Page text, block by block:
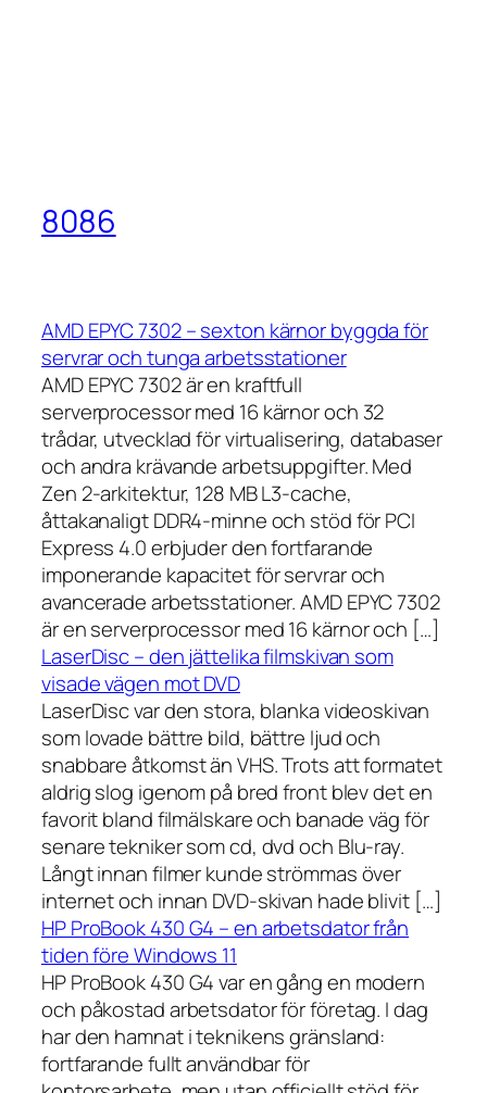
8086
AMD EPYC 7302 – sexton kärnor byggda för
servrar och tunga arbetsstationer
AMD EPYC 7302 är en kraftfull
serverprocessor med 16 kärnor och 32
trådar, utvecklad för virtualisering, databaser
och andra krävande arbetsuppgifter. Med
Zen 2-arkitektur, 128 MB L3-cache,
åttakanaligt DDR4-minne och stöd för PCI
Express 4.0 erbjuder den fortfarande
imponerande kapacitet för servrar och
avancerade arbetsstationer. AMD EPYC 7302
är en serverprocessor med 16 kärnor och […]
LaserDisc – den jättelika filmskivan som
visade vägen mot DVD
LaserDisc var den stora, blanka videoskivan
som lovade bättre bild, bättre ljud och
snabbare åtkomst än VHS. Trots att formatet
aldrig slog igenom på bred front blev det en
favorit bland filmälskare och banade väg för
senare tekniker som cd, dvd och Blu-ray.
Långt innan filmer kunde strömmas över
internet och innan DVD-skivan hade blivit […]
HP ProBook 430 G4 – en arbetsdator från
tiden före Windows 11
HP ProBook 430 G4 var en gång en modern
och påkostad arbetsdator för företag. I dag
har den hamnat i teknikens gränsland:
fortfarande fullt användbar för